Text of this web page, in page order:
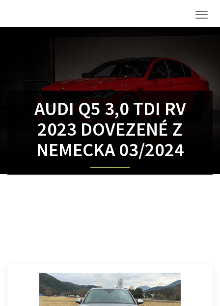
AUDI Q5 3,0 TDI RV
2023 DOVEZENÉ Z
NEMECKA 03/2024